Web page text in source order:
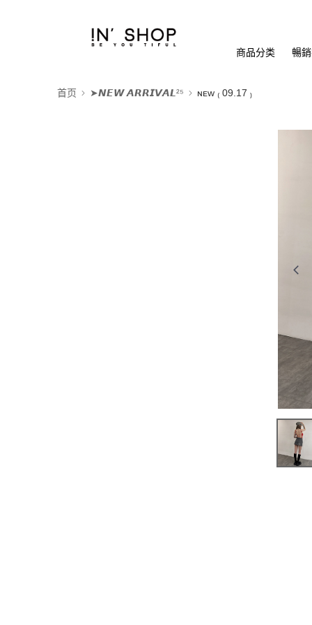
商品分类 暢
首页 ➤𝙉𝙀𝙒 𝘼𝙍𝙍𝙄𝙑𝘼𝙇²⁵ ɴᴇᴡ ₍ 09.17 ₎